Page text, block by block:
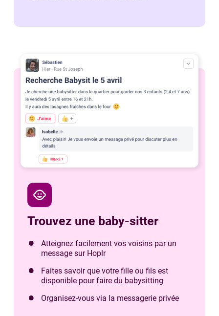
child_care
Trouvez une baby-sitter
Atteignez facilement vos voisins par un
message sur Hoplr
Faites savoir que votre fille ou fils est
disponible pour faire du babysitting
Organisez-vous via la messagerie privée